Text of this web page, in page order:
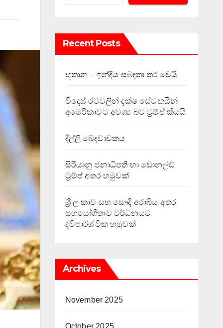
Recent Posts
භූතාන – ඉන්දීය සබඳතා තර වෙයි
විදෙස් රටවලින් දක්ෂ සේවකයින්
අමෙරිකාවට අවශ්‍ය බව ට්‍රම්ප් කියයි
දිල්ලි ඛේදවාචකය
සිරියානු ජනාධිපති හා ඩොනල්ඩ්
ට්‍රම්ප් අතර හමුවක්
ශ්‍රී ලංකාව සහ සෞදි අරාබිය අතර
සහයෝගීතාව වර්ධනයට
ද්විපාර්ශ්වික හමුවක්
Archives
November 2025
October 2025